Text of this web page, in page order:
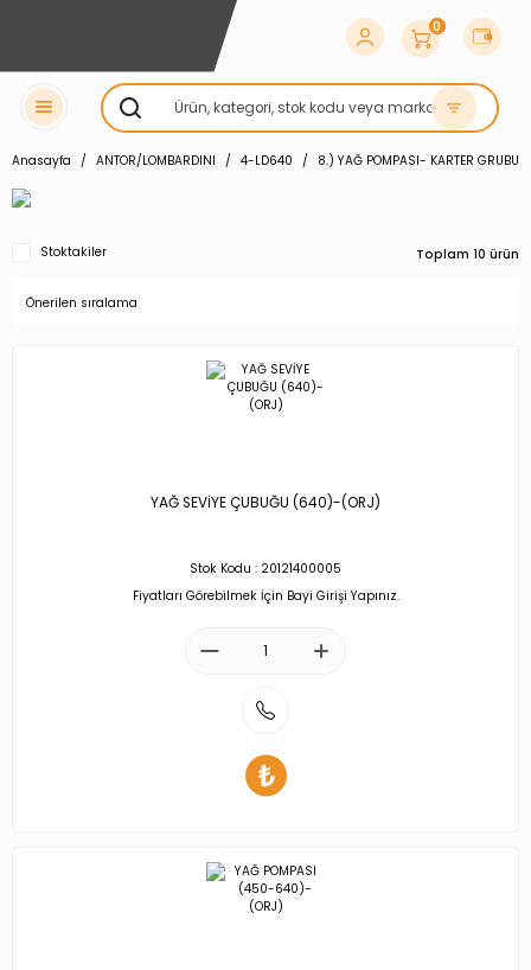
0
Anasayfa ANTOR/LOMBARDINI 4-LD640 8.) YAĞ POMPASI- KARTER GRUBU
Stoktakiler Toplam 10 ürün
YAĞ SEVİYE ÇUBUĞU (640)-(ORJ)
Stok Kodu : 20121400005
Fiyatları Görebilmek İçin Bayi Girişi Yapınız.